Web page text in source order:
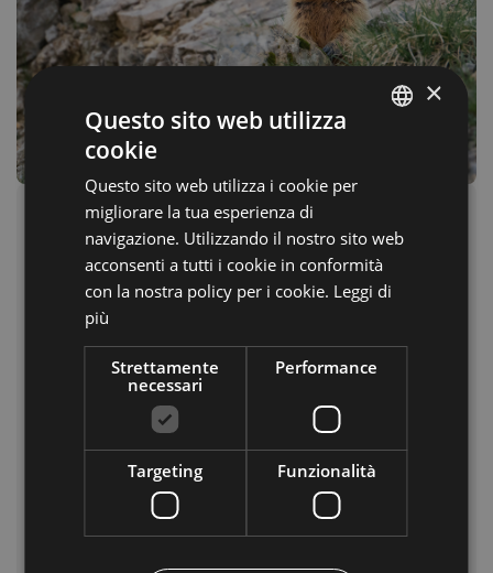
Parchi Nazionali: Oasi di biodiversità
Immersi nel cuore delle Dolomiti, i Parchi Nazionali
dell'Alto Adige custodiscono un patrimonio
naturale inestimabile. Il
con i suoi ghiacciai, le cime maestose e una ricca
fauna selvatica.
Il Parco Naturale Tre Cime di Lavaredo, si
distingue invece per le iconiche guglie, offrendo
panorami da sogno e sentieri escursionistici per
×
Questo sito web utilizza
cookie
Questo sito web utilizza i cookie per
migliorare la tua esperienza di
navigazione. Utilizzando il nostro sito web
acconsenti a tutti i cookie in conformità
con la nostra policy per i cookie. Leggi di
più
Strettamente
necessari
Performance
Targeting Funzionalità